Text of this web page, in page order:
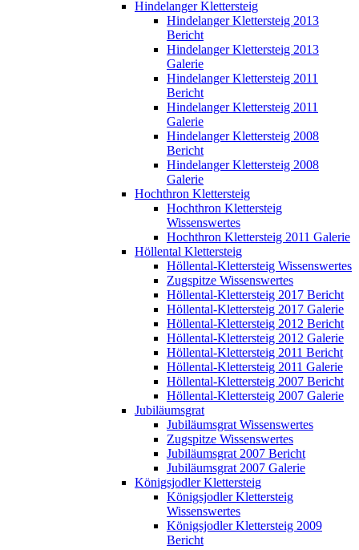
Hindelanger Klettersteig
Hindelanger Klettersteig 2013
Bericht
Hindelanger Klettersteig 2013
Galerie
Hindelanger Klettersteig 2011
Bericht
Hindelanger Klettersteig 2011
Galerie
Hindelanger Klettersteig 2008
Bericht
Hindelanger Klettersteig 2008
Galerie
Hochthron Klettersteig
Hochthron Klettersteig
Wissenswertes
Hochthron Klettersteig 2011 Galerie
Höllental Klettersteig
Höllental-Klettersteig Wissenswertes
Zugspitze Wissenswertes
Höllental-Klettersteig 2017 Bericht
Höllental-Klettersteig 2017 Galerie
Höllental-Klettersteig 2012 Bericht
Höllental-Klettersteig 2012 Galerie
Höllental-Klettersteig 2011 Bericht
Höllental-Klettersteig 2011 Galerie
Höllental-Klettersteig 2007 Bericht
Höllental-Klettersteig 2007 Galerie
Jubiläumsgrat
Jubiläumsgrat Wissenswertes
Zugspitze Wissenswertes
Jubiläumsgrat 2007 Bericht
Jubiläumsgrat 2007 Galerie
Königsjodler Klettersteig
Königsjodler Klettersteig
Wissenswertes
Königsjodler Klettersteig 2009
Bericht